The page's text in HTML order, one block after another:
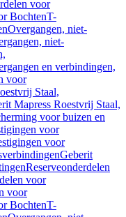
voor
BochtenT-
Overgangen, niet-
niet-
en verbindingen,
voor
Staal,
Mapress Roestvrij Staal,
voor buizen en
voor
voor
Geberit
Reserveonderdelen
voor
voor
BochtenT-